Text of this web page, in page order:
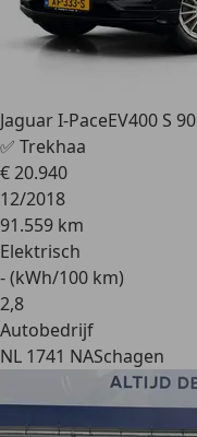
Jaguar I-PaceEV400 S
✅ Trekhaa
€ 20.940
12/2018
91.559 km
Elektrisch
- (kWh/100 km)
2,8
Autobedrijf
NL 1741 NASchagen